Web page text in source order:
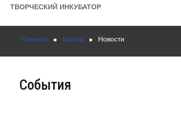
Образование
Курсы повышения квалификации
ТВОРЧЕСКИЙ ИНКУБАТОР
Главная Школа Новости
События